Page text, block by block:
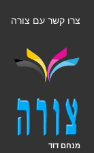
צרו קשר עם צורה
מנחם דוד